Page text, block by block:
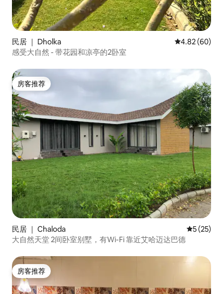
民居 ｜ Dholka 平均评分 4.82
4.82 (60)
感受大自然 - 带花园和凉亭的2卧室
房客推荐
房客推荐
民居 ｜ Chaloda 平均评分
5 (25)
大自然天堂 2间卧室别墅，有Wi-Fi 靠近艾哈迈达巴德
房客推荐
房客推荐